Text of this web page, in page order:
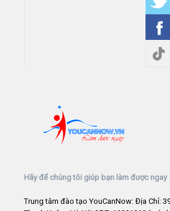
Hãy để chúng tôi giúp bạn làm được ngay
Trung tâm đào tạo YouCanNow: Địa Chỉ: